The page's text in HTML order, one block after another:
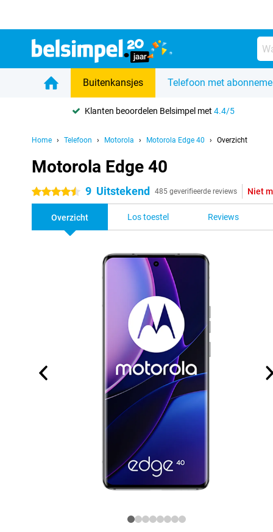
Buitenkansjes Telefoon met
Klanten beoordelen Belsimpel met4.4/5
Home Telefoon Motorola Motorola Edge 40 Overzicht
Motorola Edge 40
4.5 sterren 9 Uitstekend 485 geverifieerde reviews Niet
Overzicht Los toestel Reviews